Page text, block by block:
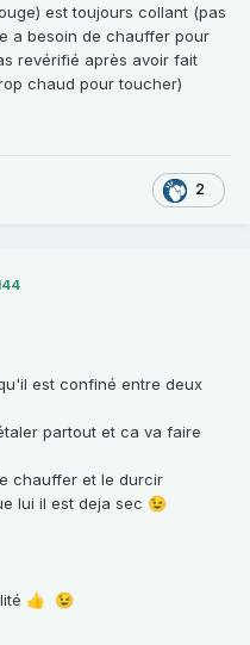
est toujours collant (pas
a besoin de chauffer pour
revérifié après avoir fait
chaud pour toucher)
2
est confiné entre deux
partout et ca va faire
chauffer et le durcir
lui il est deja sec 😉
👍 😉